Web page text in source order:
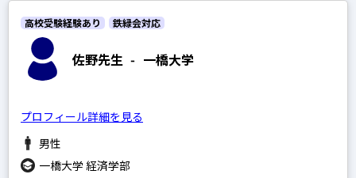
佐野先生 - 一橋大学
高校受験経験あり 鉄緑会対応
プロフィール詳細を見る
男性
一橋大学 経済学部